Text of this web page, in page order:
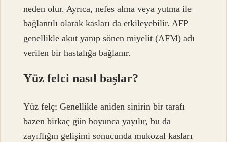
neden olur. Ayrıca, nefes alma veya yutma ile
bağlantılı olarak kasları da etkileyebilir. AFP
genellikle akut yanıp sönen miyelit (AFM) adı
verilen bir hastalığa bağlanır.
Yüz felci nasıl başlar?
Yüz felç; Genellikle aniden sinirin bir tarafı
bazen birkaç gün boyunca yayılır, bu da
zayıflığın gelişimi sonucunda mukozal kasları